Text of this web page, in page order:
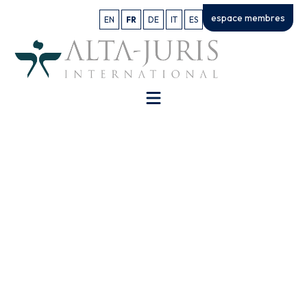
EN FR DE IT ES espace membres